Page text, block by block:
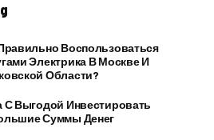
Воспользоваться
Электрика В Москве И
Области?
С Выгодой Инвестировать
Суммы Денег